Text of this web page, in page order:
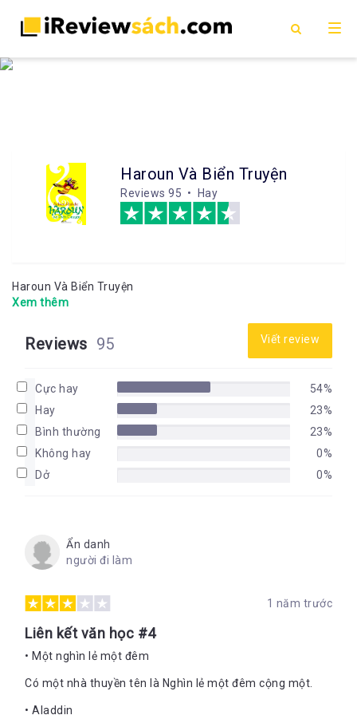
Haroun Và Biển Truyện
Reviews 95 • Hay
Haroun Và Biển Truyện
Xem thêm
Reviews 95 Viết review
Cực hay
54%
Hay
23%
Bình thường
23%
Không hay
0%
Dở
0%
Ẩn danh
người đi làm
1 năm trước
Liên kết văn học #4
• Một nghìn lẻ một đêm
Có một nhà thuyền tên là Nghìn lẻ một đêm cộng một.
• Aladdin